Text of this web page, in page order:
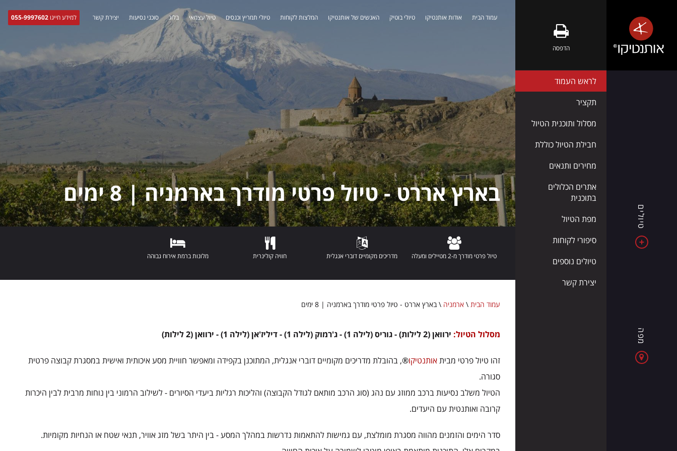
טיולים
מפה
אלבניה
-
פראי,
אלבניה
מרשימים
חדשות
לראש העמוד
תקציר
מסלול ותוכנית הטיול
חבילת הטיול כוללת
מחירים ותנאים
אתרים הכלולים
בתוכנית
מפת הטיול
סיפורי לקוחות
טיולים נוספים
יצירת קשר
הדפסה
עמוד הבית אודות אותנטיקו טיולי בוטיק האנשים של אותנטיקו המלצות לקוחות טיולי תמריץ וכנסים טיול עצמאי בלוג סוכני נסיעות יצירת קשר למידע חייגו 055-9997602
בארץ אררט - טיול פרטי מודרך בארמניה | 8 ימים
טיול פרטי מודרך מ-2 מטיילים ומעלה מדריכים מקומיים דוברי אנגלית חוויה קולינרית מלונות ברמת אירוח גבוהה
עמוד הבית\ ארמניה \בארץ אררט - טיול פרטי מודרך בארמניה | 8 ימים
מסלול הטיול: ירוואן (2 לילות) - גוריס (לילה 1) - ג'רמוק (לילה 1) - דיליז'אן (לילה 1) - ירוואן (2 לילות)
זהו טיול פרטי מביתאותנטיקו®, בהובלת מדריכים מקומיים דוברי אנגלית, המתוכנן בקפידה ומאפשר חוויית מסע איכותית ואישית במסגרת קבוצה פרטית
סגורה.
הטיול משלב נסיעות ברכב ממוזג עם נהג (סוג הרכב מותאם לגודל הקבוצה) והליכות רגליות ביעדי הסיורים - לשילוב הרמוני בין נוחות מרבית לבין היכרות
קרובה ואותנטית עם היעדים.
סדר הימים והזמנים מהווה מסגרת מומלצת, עם גמישות להתאמות נדרשות במהלך המסע - בין היתר בשל מזג אוויר, תנאי שטח או הנחיות מקומיות.